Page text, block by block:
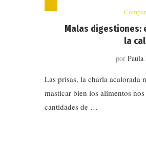
Malas digestiones:
la
por
Las prisas, la charla acalorada
masticar bien los alimentos
cantidades de …